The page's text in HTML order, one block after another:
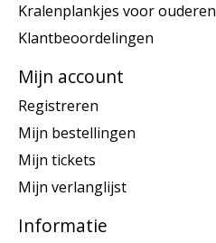
Kralenplankjes voor ouderen
Klantbeoordelingen
Mijn account
Registreren
Mijn bestellingen
Mijn tickets
Mijn verlanglijst
Informatie